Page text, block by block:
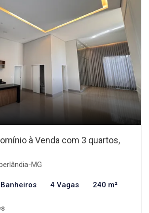
à Venda com 3 quartos,
MG
4 Vagas 240 m²